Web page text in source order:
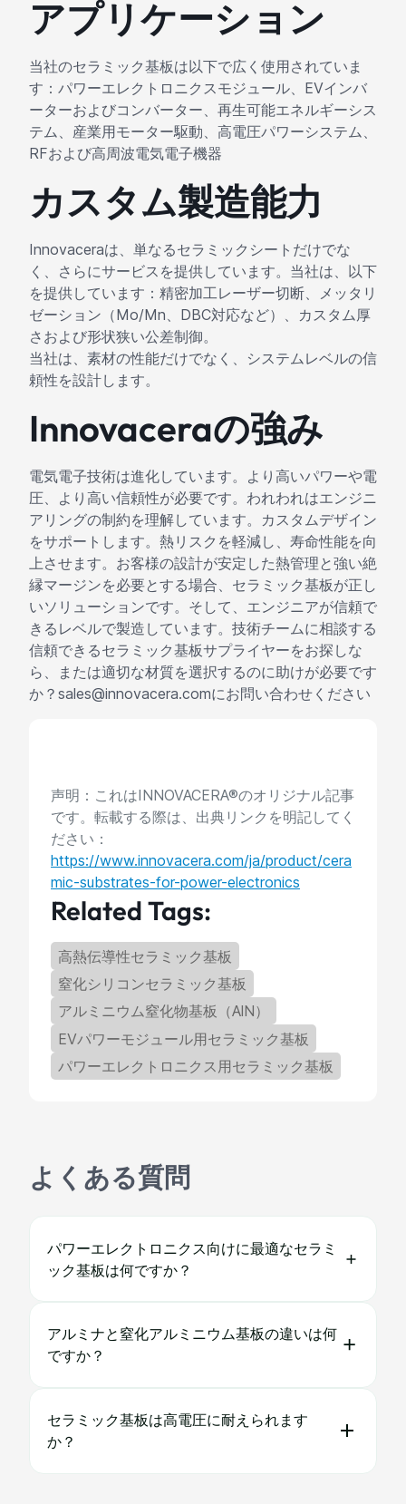
アプリケーション
当社のセラミック基板は以下で広く使用されていま
す：パワーエレクトロニクスモジュール、EVインバ
ーターおよびコンバーター、再生可能エネルギーシス
テム、産業用モーター駆動、高電圧パワーシステム、
RFおよび高周波電気電子機器
カスタム製造能力
Innovaceraは、単なるセラミックシートだけでな
く、さらにサービスを提供しています。当社は、以下
を提供しています：精密加工レーザー切断、メッタリ
ゼーション（Mo/Mn、DBC対応など）、カスタム厚
さおよび形状狭い公差制御。
当社は、素材の性能だけでなく、システムレベルの信
頼性を設計します。
Innovaceraの強み
電気電子技術は進化しています。より高いパワーや電
圧、より高い信頼性が必要です。われわれはエンジニ
アリングの制約を理解しています。カスタムデザイン
をサポートします。熱リスクを軽減し、寿命性能を向
上させます。お客様の設計が安定した熱管理と強い絶
縁マージンを必要とする場合、セラミック基板が正し
いソリューションです。そして、エンジニアが信頼で
きるレベルで製造しています。技術チームに相談する
信頼できるセラミック基板サプライヤーをお探しな
ら、または適切な材質を選択するのに助けが必要です
か？sales@innovacera.comにお問い合わせください
声明：これはINNOVACERA®のオリジナル記事
です。転載する際は、出典リンクを明記してく
ださい：
https://www.innovacera.com/ja/product/cera
mic-substrates-for-power-electronics
Related Tags:
高熱伝導性セラミック基板
窒化シリコンセラミック基板
アルミニウム窒化物基板（AlN）
EVパワーモジュール用セラミック基板
パワーエレクトロニクス用セラミック基板
よくある質問
パワーエレクトロニクス向けに最適なセラミ
ック基板は何ですか？
アルミナと窒化アルミニウム基板の違いは何
ですか？
セラミック基板は高電圧に耐えられます
か？